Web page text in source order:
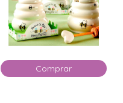
Comprar